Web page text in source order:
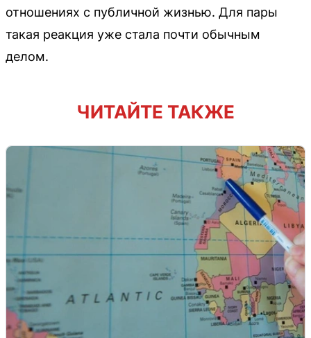
отношениях с публичной жизнью. Для пары
такая реакция уже стала почти обычным
делом.
ЧИТАЙТЕ ТАКЖЕ